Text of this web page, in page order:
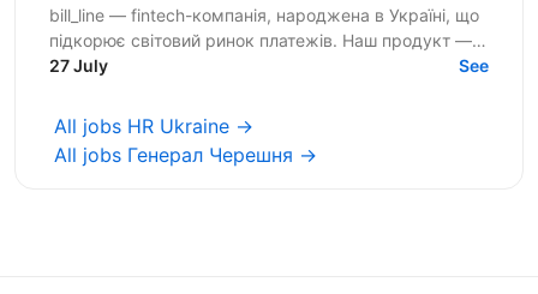
bill_line — fintech-компанія, народжена в Україні, що
підкорює світовий ринок платежів. Наш продукт —
універсальне платіжне рішення для будь-якого...
27 July See
All jobs HR Ukraine →
All jobs Генерал Черешня →